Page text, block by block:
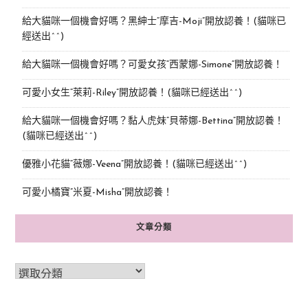
給大貓咪一個機會好嗎？黑紳士“摩吉-Moji”開放認養！(貓咪已
經送出^^)
給大貓咪一個機會好嗎？可愛女孩“西蒙娜-Simone“開放認養！
可愛小女生“萊莉-Riley”開放認養！(貓咪已經送出^^)
給大貓咪一個機會好嗎？黏人虎妹“貝蒂娜-Bettina”開放認養！
(貓咪已經送出^^)
優雅小花貓“薇娜-Veena”開放認養！(貓咪已經送出^^)
可愛小橘寶”米夏-Misha”開放認養！
文章分類